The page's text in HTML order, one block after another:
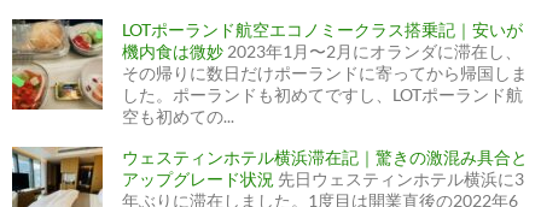
LOTポーランド航空エコノミークラス搭乗記｜安いが
機内食は微妙 2023年1月〜2月にオランダに滞在し、
その帰りに数日だけポーランドに寄ってから帰国しま
した。ポーランドも初めてですし、LOTポーランド航
空も初めての...
ウェスティンホテル横浜滞在記｜驚きの激混み具合と
アップグレード状況 先日ウェスティンホテル横浜に3
年ぶりに滞在しました。1度目は開業直後の2022年6